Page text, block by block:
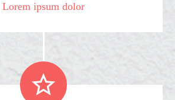
Lorem ipsum dolor

